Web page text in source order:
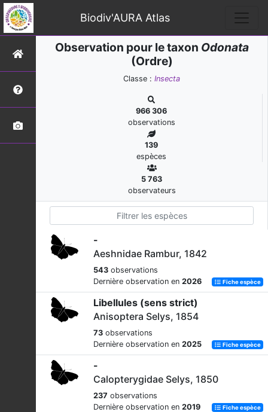
Biodiv'AURA Atlas
Observation pour le taxon Odonata
(Ordre)
Classe : Insecta
966 306
observations
139
espèces
5 763
observateurs
-
Aeshnidae Rambur, 1842
543 observations
Dernière observation en 2026 Fiche espèce
Libellules (sens strict)
Anisoptera Selys, 1854
73 observations
Dernière observation en 2025 Fiche espèce
-
Calopterygidae Selys, 1850
237 observations
Dernière observation en 2019 Fiche espèce